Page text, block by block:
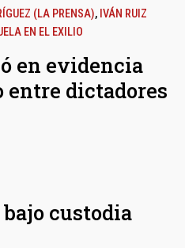
(LA PRENSA), IVÁN RUIZ
EN EL EXILIO
en evidencia
entre dictadores
custodia